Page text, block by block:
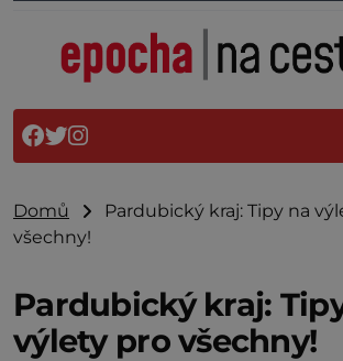
Domů
Pardubický kraj: Tipy na
všechny!
Pardubický kraj:
výlety pro všechny!